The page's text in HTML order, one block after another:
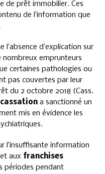
de prêt immobilier. Ces
de l’information que
l’absence d’explication sur
nombreux emprunteurs
certaines pathologies ou
pas couvertes par leur
du 2 octobre 2018 (Cass.
a sanctionné un
mis en évidence les
l’insuffisante information
et aux franchises
périodes pendant